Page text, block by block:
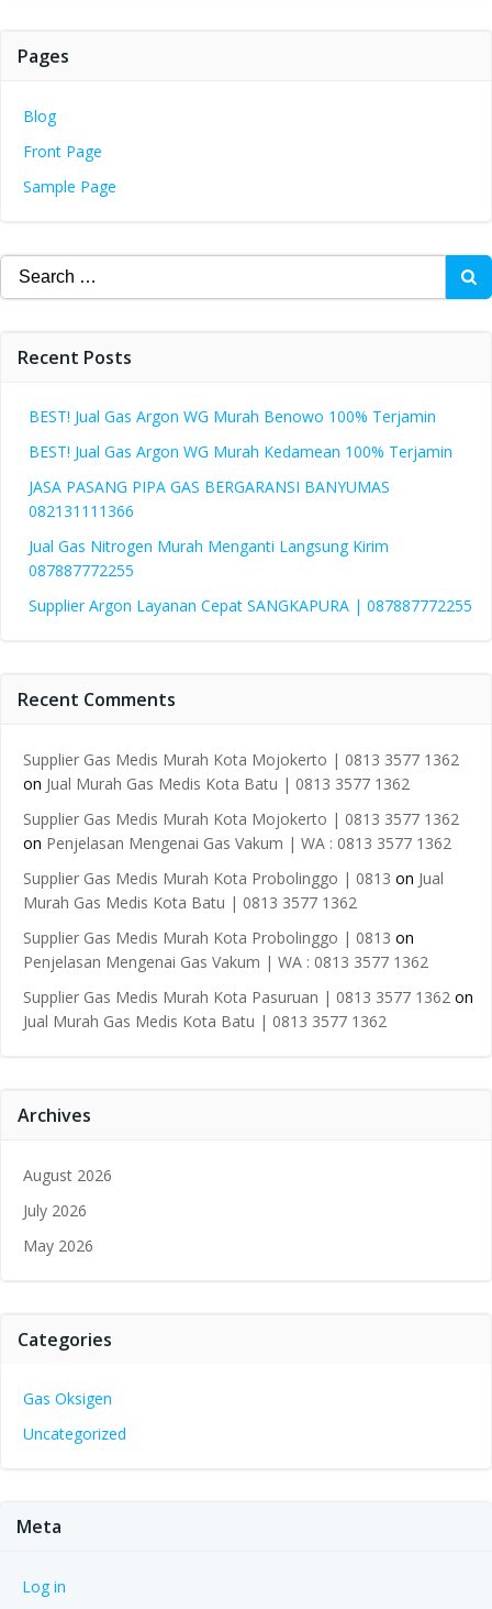
Pages
Blog
Front Page
Sample Page
Search
for:
Recent Posts
BEST! Jual Gas Argon WG Murah Benowo 100% Terjamin
BEST! Jual Gas Argon WG Murah Kedamean 100% Terjamin
JASA PASANG PIPA GAS BERGARANSI BANYUMAS
082131111366
Jual Gas Nitrogen Murah Menganti Langsung Kirim
087887772255
Supplier Argon Layanan Cepat SANGKAPURA | 087887772255
Recent Comments
Supplier Gas Medis Murah Kota Mojokerto | 0813 3577 1362
on Jual Murah Gas Medis Kota Batu | 0813 3577 1362
Supplier Gas Medis Murah Kota Mojokerto | 0813 3577 1362
on Penjelasan Mengenai Gas Vakum | WA : 0813 3577 1362
Supplier Gas Medis Murah Kota Probolinggo | 0813 on Jual
Murah Gas Medis Kota Batu | 0813 3577 1362
Supplier Gas Medis Murah Kota Probolinggo | 0813 on
Penjelasan Mengenai Gas Vakum | WA : 0813 3577 1362
Supplier Gas Medis Murah Kota Pasuruan | 0813 3577 1362 on
Jual Murah Gas Medis Kota Batu | 0813 3577 1362
Archives
August 2026
July 2026
May 2026
Categories
Gas Oksigen
Uncategorized
Meta
Log in